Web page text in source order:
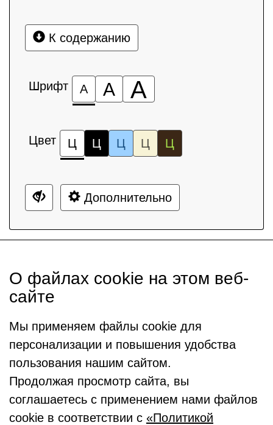
К содержанию
Шрифт А А А
Цвет Ц Ц Ц Ц Ц
Дополнительно
О файлах cookie на этом веб-
сайте
Мы применяем файлы cookie для
персонализации и повышения удобства
пользования нашим сайтом.
Продолжая просмотр сайта, вы
соглашаетесь с применением нами файлов
cookie в соответствии с «Политикой